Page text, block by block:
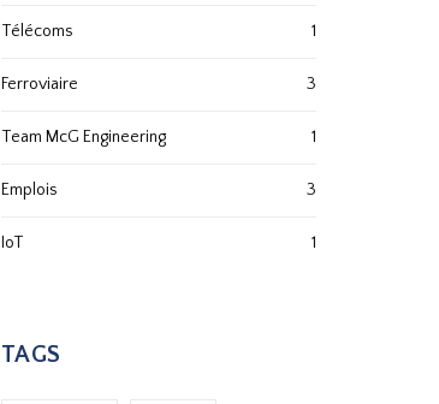
Télécoms 1
Ferroviaire 3
Team McG Engineering 1
Emplois 3
IoT 1
TAGS